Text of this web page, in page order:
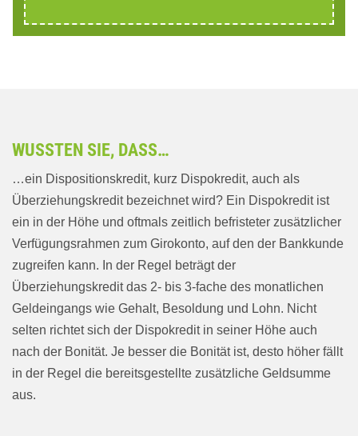
WUSSTEN SIE, DASS…
…ein Dispositionskredit, kurz Dispokredit, auch als
Überziehungskredit bezeichnet wird? Ein Dispokredit ist
ein in der Höhe und oftmals zeitlich befristeter zusätzlicher
Verfügungsrahmen zum Girokonto, auf den der Bankkunde
zugreifen kann. In der Regel beträgt der
Überziehungskredit das 2- bis 3-fache des monatlichen
Geldeingangs wie Gehalt, Besoldung und Lohn. Nicht
selten richtet sich der Dispokredit in seiner Höhe auch
nach der Bonität. Je besser die Bonität ist, desto höher fällt
in der Regel die bereitsgestellte zusätzliche Geldsumme
aus.